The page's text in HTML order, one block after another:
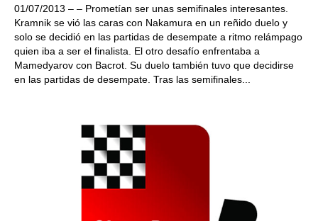
01/07/2013 – – Prometían ser unas semifinales interesantes.
Kramnik se vió las caras con Nakamura en un reñido duelo y
solo se decidió en las partidas de desempate a ritmo relámpago
quien iba a ser el finalista. El otro desafío enfrentaba a
Mamedyarov con Bacrot. Su duelo también tuvo que decidirse
en las partidas de desempate. Tras las semifinales...